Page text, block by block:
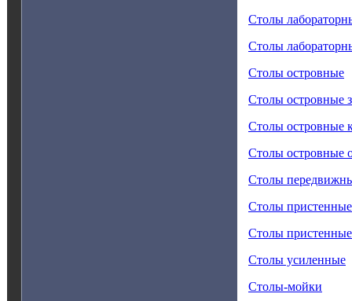
Столы
Столы
Столы островные
Столы островные
Столы островные
Столы островные
Столы
Столы пристенные
Столы
Столы усиленные
Столы-мойки